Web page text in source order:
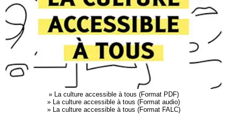
» La culture accessible à tous (Format PDF)
» La culture accessible à tous (Format audio)
» La culture accessible à tous (Format FALC)